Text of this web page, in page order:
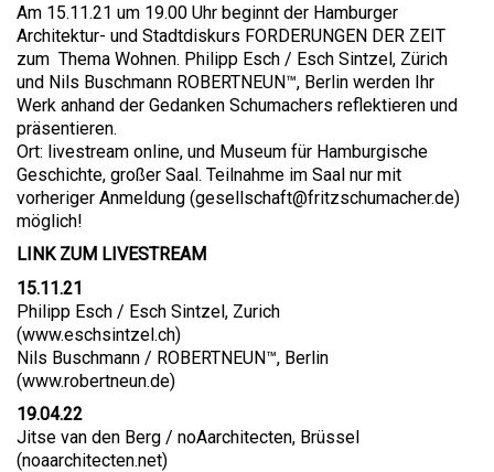
Am 15.11.21 um 19.00 Uhr beginnt der Hamburger
Architektur- und Stadtdiskurs FORDERUNGEN DER ZEIT
zum Thema Wohnen. Philipp Esch / Esch Sintzel, Zürich
und Nils Buschmann ROBERTNEUN™, Berlin werden Ihr
Werk anhand der Gedanken Schumachers reflektieren und
präsentieren.
Ort: livestream online, und Museum für Hamburgische
Geschichte, großer Saal. Teilnahme im Saal nur mit
vorheriger Anmeldung (gesellschaft@fritzschumacher.de)
möglich!
LINK ZUM LIVESTREAM
15.11.21
Philipp Esch / Esch Sintzel, Zurich
(www.eschsintzel.ch)
Nils Buschmann / ROBERTNEUN™, Berlin
(www.robertneun.de)
19.04.22
Jitse van den Berg / noAarchitecten, Brüssel
(noaarchitecten.net)